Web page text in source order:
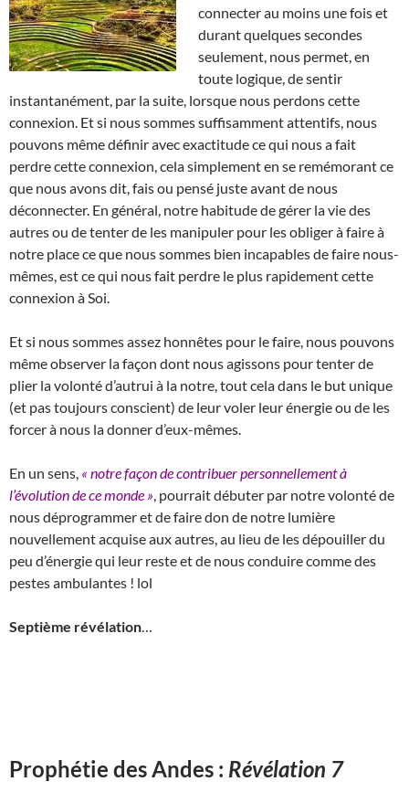
connecter au moins une fois et
durant quelques secondes
seulement, nous permet, en
toute logique, de sentir
instantanément, par la suite, lorsque nous perdons cette
connexion. Et si nous sommes suffisamment attentifs, nous
pouvons même définir avec exactitude ce qui nous a fait
perdre cette connexion, cela simplement en se remémorant ce
que nous avons dit, fais ou pensé juste avant de nous
déconnecter. En général, notre habitude de gérer la vie des
autres ou de tenter de les manipuler pour les obliger à faire à
notre place ce que nous sommes bien incapables de faire nous-
mêmes, est ce qui nous fait perdre le plus rapidement cette
connexion à Soi.
Et si nous sommes assez honnêtes pour le faire, nous pouvons
même observer la façon dont nous agissons pour tenter de
plier la volonté d’autrui à la notre, tout cela dans le but unique
(et pas toujours conscient) de leur voler leur énergie ou de les
forcer à nous la donner d’eux-mêmes.
En un sens, « notre façon de contribuer personnellement à
l’évolution de ce monde » , pourrait débuter par notre volonté de
nous déprogrammer et de faire don de notre lumière
nouvellement acquise aux autres, au lieu de les dépouiller du
peu d’énergie qui leur reste et de nous conduire comme des
pestes ambulantes ! lol
Septième révélation
Prophétie des Andes : Révélation 7